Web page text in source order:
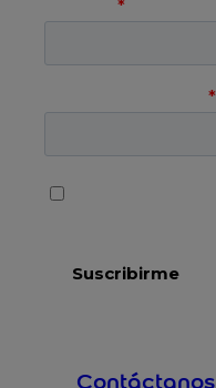
Contáctanos